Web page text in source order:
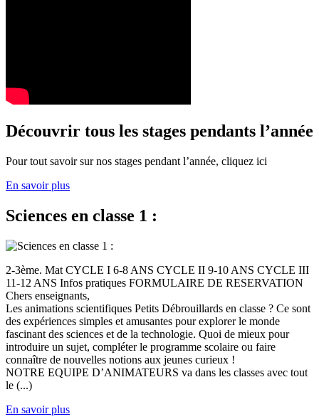
Découvrir tous les stages pendants l’année
Pour tout savoir sur nos stages pendant l’année, cliquez ici
En savoir plus
Sciences en classe 1 :
2-3ème. Mat CYCLE I 6-8 ANS CYCLE II 9-10 ANS CYCLE III
11-12 ANS Infos pratiques FORMULAIRE DE RESERVATION
Chers enseignants,
Les animations scientifiques Petits Débrouillards en classe ? Ce sont
des expériences simples et amusantes pour explorer le monde
fascinant des sciences et de la technologie. Quoi de mieux pour
introduire un sujet, compléter le programme scolaire ou faire
connaître de nouvelles notions aux jeunes curieux !
NOTRE EQUIPE D’ANIMATEURS va dans les classes avec tout
le (...)
En savoir plus